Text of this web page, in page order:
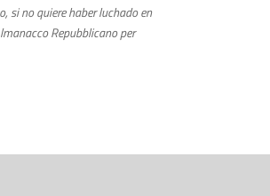
si no quiere haber luchado en
Repubblicano per